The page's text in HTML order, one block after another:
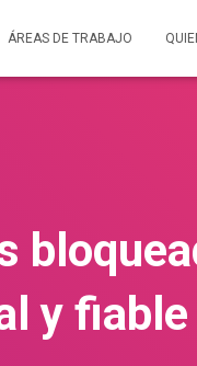
ÁREAS DE TRABAJO
y fiable